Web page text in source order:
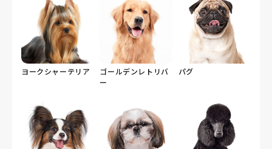
ヨークシャーテリア
ゴールデンレトリバ
ー
パグ